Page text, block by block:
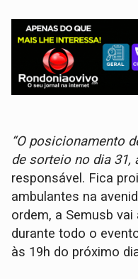
“O posicionamento
de sorteio no dia 31,
responsável. Fica
ambulantes na
ordem, a Semusb
durante todo o
às 19h do próximo